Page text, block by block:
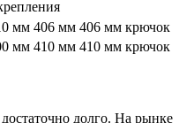
мм 406 мм 406 мм крючок
мм 410 мм 410 мм крючок
долго. На рынке